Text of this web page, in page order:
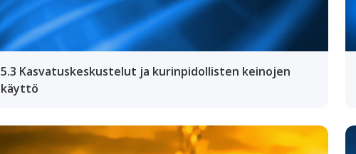
5.3 Kasvatuskeskustelut ja kurinpidollisten keinojen
käyttö